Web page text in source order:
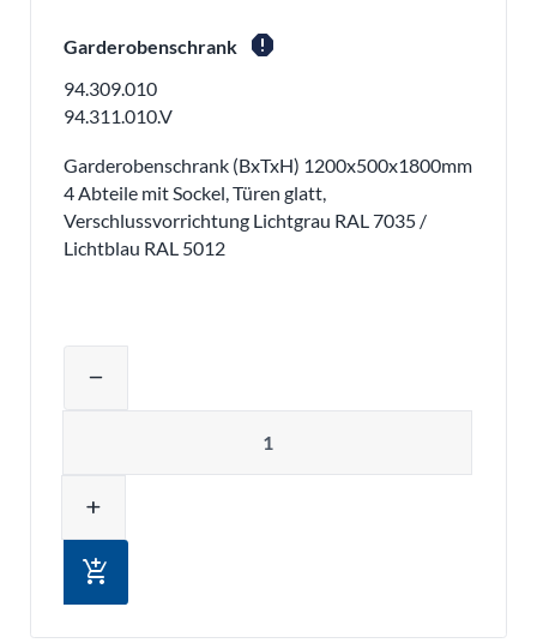
Garderobenschrank report
94.309.010
94.311.010.V
Garderobenschrank (BxTxH) 1200x500x1800mm
4 Abteile mit Sockel, Türen glatt,
Verschlussvorrichtung Lichtgrau RAL 7035 /
Lichtblau RAL 5012
remove
add
add_shopping_cart